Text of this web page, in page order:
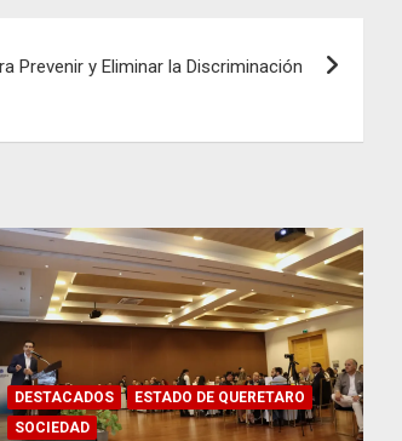
Prevenir y Eliminar la Discriminación
DESTACADOS
ESTADO DE QUERETARO
SOCIEDAD